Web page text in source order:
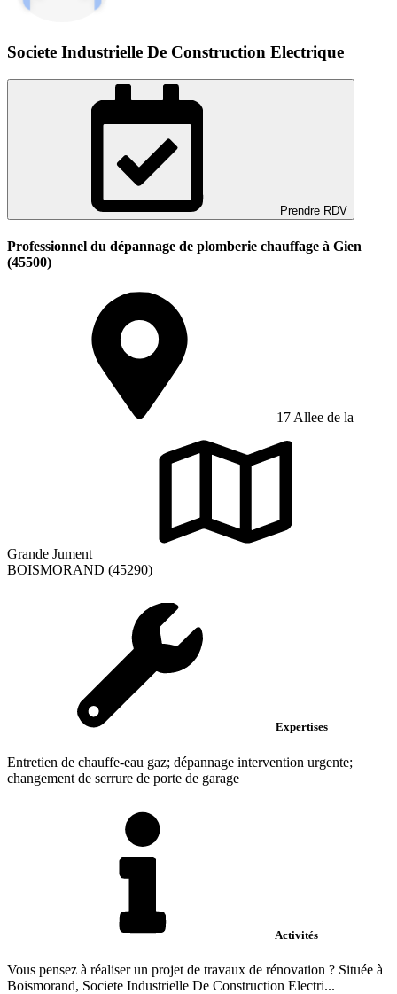
Societe Industrielle De Construction Electrique
Prendre RDV
Professionnel du dépannage de plomberie chauffage à Gien
(45500)
17 Allee de la
Grande Jument
BOISMORAND (45290)
Expertises
Entretien de chauffe-eau gaz; dépannage intervention urgente;
changement de serrure de porte de garage
Activités
Vous pensez à réaliser un projet de travaux de rénovation ? Située à
Boismorand, Societe Industrielle De Construction Electri...